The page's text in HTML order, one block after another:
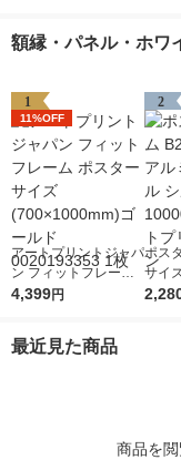
額縁・パネル・ホワ
1
11%OFF
アートプリントジャパ
ン フィットフレーム
ポスターサイズ(700×
4,399円
2
ポス
サイ
DSパ
最近見た商品
商品を